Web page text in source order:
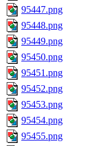
95447.png
95448.png
95449.png
95450.png
95451.png
95452.png
95453.png
95454.png
95455.png